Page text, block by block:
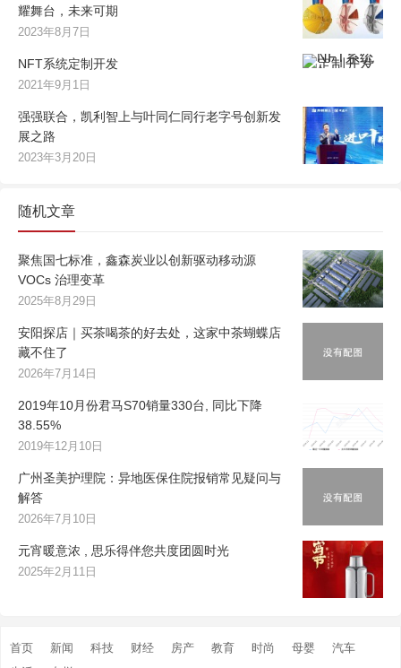
耀舞台，未来可期
2023年8月7日
NFT系统定制开发
2021年9月1日
强强联合，凯利智上与叶同仁同行老字号创新发
展之路
2023年3月20日
随机文章
聚焦国七标准，鑫森炭业以创新驱动移动源
VOCs 治理变革
2025年8月29日
安阳探店｜买茶喝茶的好去处，这家中茶蝴蝶店
藏不住了
2026年7月14日
2019年10月份君马S70销量330台, 同比下降
38.55%
2019年12月10日
广州圣美护理院：异地医保住院报销常见疑问与
解答
2026年7月10日
元宵暖意浓 , 思乐得伴您共度团圆时光
2025年2月11日
首页 新闻 科技 财经 房产 教育 时尚 母婴
汽车